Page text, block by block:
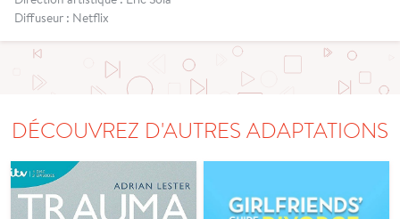
Diffuseur : Netflix
DÉCOUVREZ D'AUTRES ADAPTATIONS